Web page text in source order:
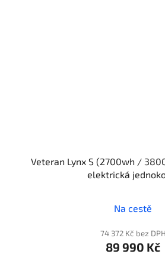
Veteran Lynx S (2700wh /
elektrická
Na cestě
74 372 Kč bez DPH
89 990 Kč